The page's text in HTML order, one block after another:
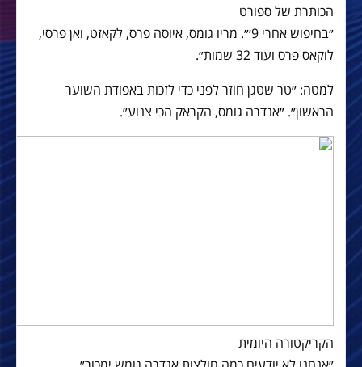
הכותרת של ספורט
״בחיפוש אחרי 9׳״. מריו גומס, איוסה פרס, לקאזט, ואן פרסי,
לוקאס פרס ועוד 32 שמות״.
למטה: ״טר שטגן חוזר לפני כדי לזכות באפודת השוער
הראשון״. ״אנדרה גומס, הקראק הכי צנוע״.
הקריקטורה היומית